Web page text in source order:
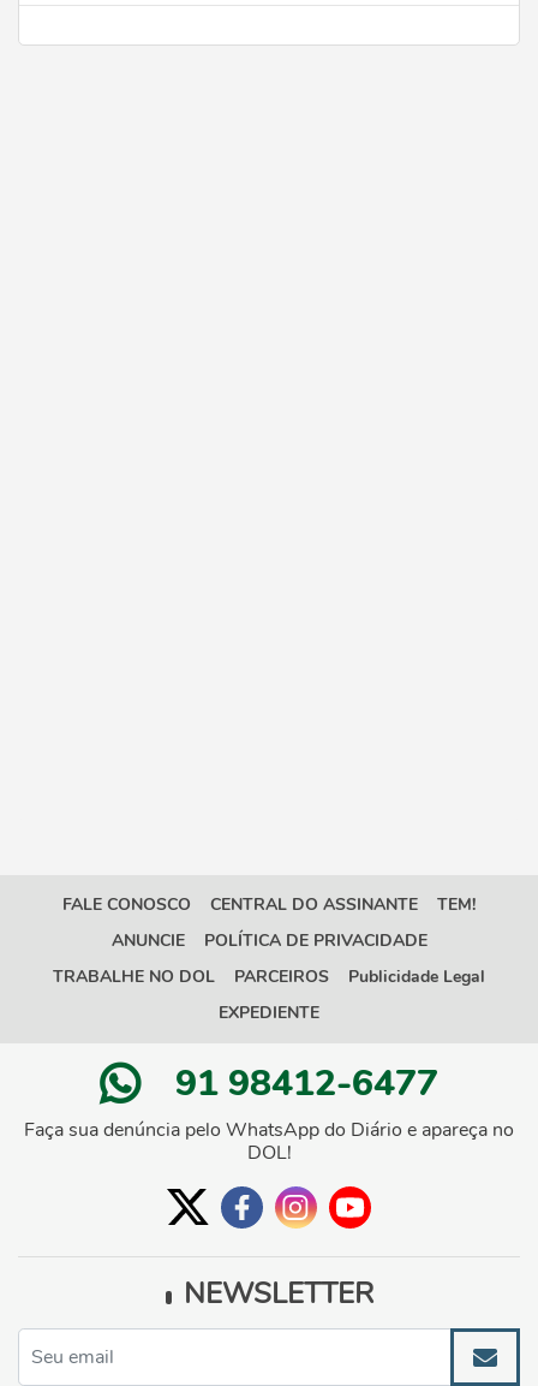
FALE CONOSCO CENTRAL DO ASSINANTE
TEM!
ANUNCIE
POLÍTICA DE PRIVACIDADE
TRABALHE NO DOL
PARCEIROS
Publicidade Legal
EXPEDIENTE
91 98412-6477
Faça sua denúncia pelo WhatsApp do Diário e apareça no
DOL!
NEWSLETTER